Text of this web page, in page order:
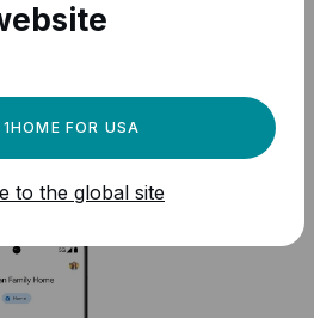
Amazon Alexa
FOR USA
to the global site